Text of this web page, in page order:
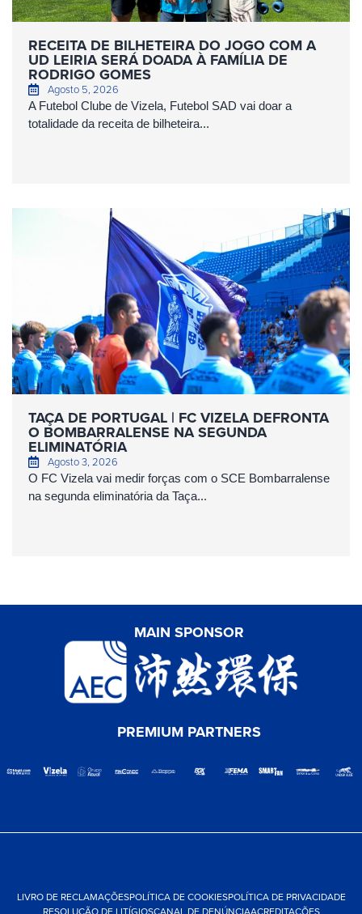
RECEITA DE BILHETEIRA DO JOGO COM A
UD LEIRIA SERÁ DOADA À FAMÍLIA DE
RODRIGO GOMES
Agosto 5, 2026
A Futebol Clube de Vizela, Futebol SAD vai doar a
totalidade da receita de bilheteira...
TAÇA DE PORTUGAL | FC VIZELA DEFRONTA
O BOMBARRALENSE NA SEGUNDA
ELIMINATÓRIA
Agosto 3, 2026
O FC Vizela vai medir forças com o SCE Bombarralense
na segunda eliminatória da Taça...
MAIN SPONSOR
PREMIUM PARTNERS
LIVRO DE RECLAMAÇÕESPOLÍTICA DE COOKIESPOLÍTICA DE PRIVACIDADE
RESOLUÇÃO DE LITÍGIOSCANAL DE DENÚNCIAACREDITAÇÕES